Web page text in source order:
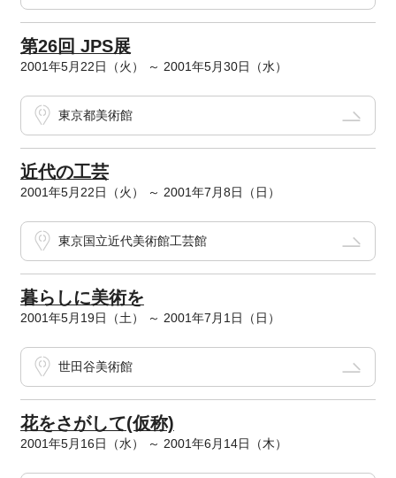
第26回 JPS展
2001年5月22日（火） ～ 2001年5月30日（水）
東京都美術館
近代の工芸
2001年5月22日（火） ～ 2001年7月8日（日）
東京国立近代美術館工芸館
暮らしに美術を
2001年5月19日（土） ～ 2001年7月1日（日）
世田谷美術館
花をさがして(仮称)
2001年5月16日（水） ～ 2001年6月14日（木）